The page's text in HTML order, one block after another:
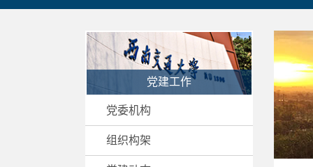
党建工作
党委机构
组织构架